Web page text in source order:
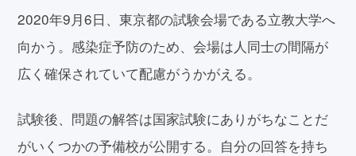
2020年9月6日、東京都の試験会場である立教大学へ
向かう。感染症予防のため、会場は人同士の間隔が
広く確保されていて配慮がうかがえる。
試験後、問題の解答は国家試験にありがちなことだ
がいくつかの予備校が公開する。自分の回答を持ち